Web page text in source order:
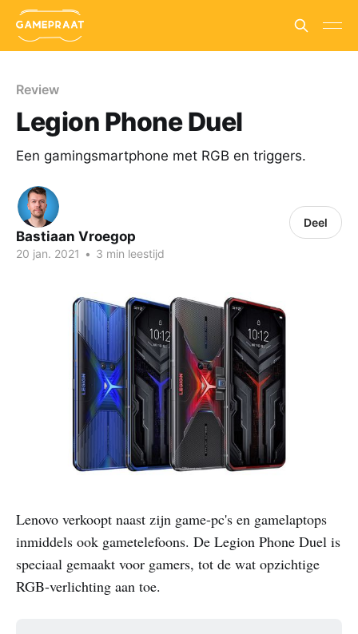
Review
Legion Phone Duel
Een gamingsmartphone met RGB en triggers.
Bastiaan Vroegop
20 jan. 2021 • 3 min leestijd
Deel
Lenovo verkoopt naast zijn game-pc's en gamelaptops
inmiddels ook gametelefoons. De Legion Phone Duel is
speciaal gemaakt voor gamers, tot de wat opzichtige
RGB-verlichting aan toe.